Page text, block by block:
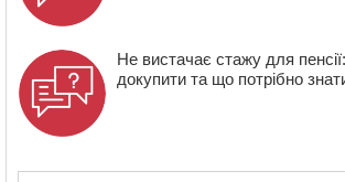
Не вистачає стажу для
докупити та що потрібно